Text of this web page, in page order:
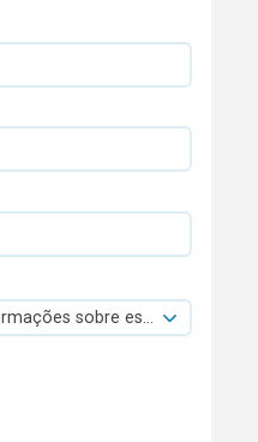
sobre esta viatura.